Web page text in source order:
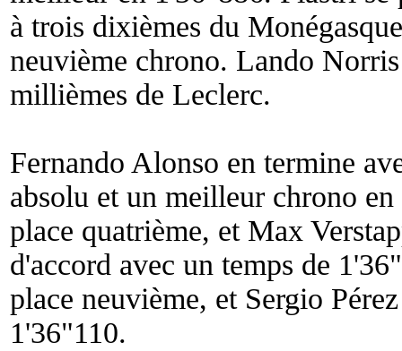
à trois dixièmes du
neuvième chrono. Lando
millièmes de Leclerc.
Fernando Alonso en termine
absolu et un meilleur chrono
place quatrième, et Max
d'accord avec un temps de
place neuvième, et Sergio
1'36"110.